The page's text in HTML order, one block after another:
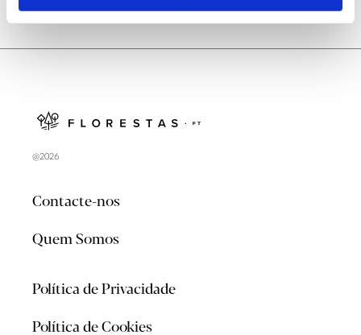
@2026
Contacte-nos
Quem Somos
Política de Privacidade
Política de Cookies